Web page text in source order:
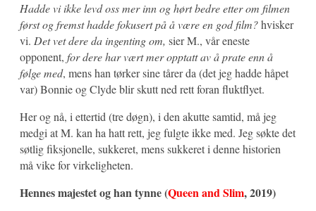
Hadde vi ikke levd oss mer inn og hørt bedre etter om filmen
først og fremst hadde fokusert på å være en god film?hvisker
vi. Det vet dere da ingenting om, sier M., vår eneste
opponent, for dere har vært mer opptatt av å prate enn å
følge med, mens han tørker sine tårer da (det jeg hadde håpet
var) Bonnie og Clyde blir skutt ned rett foran fluktflyet.
Her og nå, i ettertid (tre døgn), i den akutte samtid, må jeg
medgi at M. kan ha hatt rett, jeg fulgte ikke med. Jeg søkte det
søtlig fiksjonelle, sukkeret, mens sukkeret i denne historien
må vike for virkeligheten.
Hennes majestet og han tynne (Queen and Slim, 2019)